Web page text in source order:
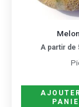
Melon
A partir de